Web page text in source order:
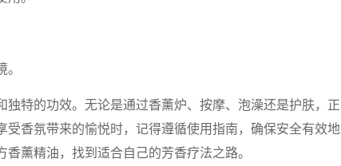
特的功效。无论是通过香薰炉、按摩、泡澡还是护肤，正
香氛带来的愉悦时，记得遵循使用指南，确保安全有效地
薰精油，找到适合自己的芳香疗法之路。